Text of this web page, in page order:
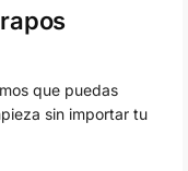
que puedas
sin importar tu